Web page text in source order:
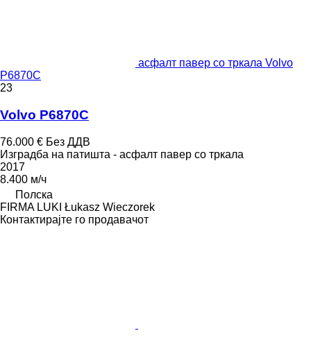
асфалт павер со тркала Volvo
P6870C
23
Volvo P6870C
76.000 € Без ДДВ
Изградба на патишта - асфалт павер со тркала
2017
8.400 м/ч
Полска
FIRMA LUKI Łukasz Wieczorek
Контактирајте го продавачот